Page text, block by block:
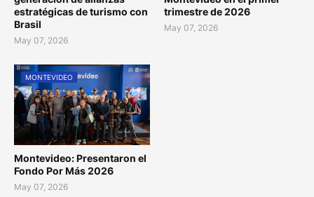
estratégicas de turismo con
Brasil
May 07, 2026
trimestre de 2026
May 07, 2026
MONTEVIDEO
Montevideo: Presentaron el
Fondo Por Más 2026
May 07, 2026